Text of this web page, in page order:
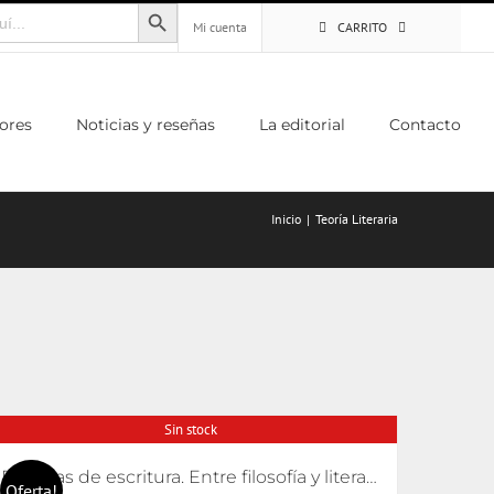
Mi cuenta
CARRITO
Noticias y reseñas La editorial Contacto
Inicio Teoría Literaria
Sin stock
Escenas de escritura. Entre filosofía y literatura